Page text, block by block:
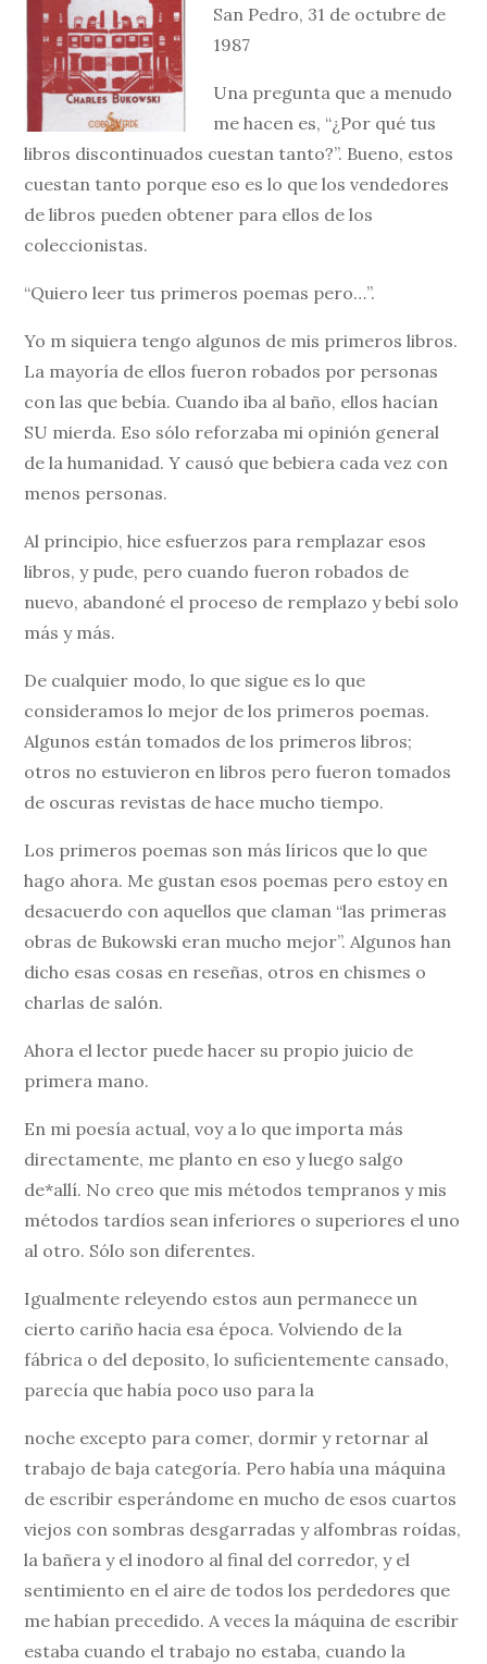
San Pedro, 31 de octubre de
1987
Una pregunta que a menudo
me hacen es, “¿Por qué tus
libros discontinuados cuestan tanto?”. Bueno, estos
cuestan tanto porque eso es lo que los vendedores
de libros pueden obtener para ellos de los
coleccionistas.
“Quiero leer tus primeros poemas pero…”.
Yo m siquiera tengo algunos de mis primeros libros.
La mayoría de ellos fueron robados por personas
con las que bebía. Cuando iba al baño, ellos hacían
SU mierda. Eso sólo reforzaba mi opinión general
de la humanidad. Y causó que bebiera cada vez con
menos personas.
Al principio, hice esfuerzos para remplazar esos
libros, y pude, pero cuando fueron robados de
nuevo, abandoné el proceso de remplazo y bebí solo
más y más.
De cualquier modo, lo que sigue es lo que
consideramos lo mejor de los primeros poemas.
Algunos están tomados de los primeros libros;
otros no estuvieron en libros pero fueron tomados
de oscuras revistas de hace mucho tiempo.
Los primeros poemas son más líricos que lo que
hago ahora. Me gustan esos poemas pero estoy en
desacuerdo con aquellos que claman “las primeras
obras de Bukowski eran mucho mejor”. Algunos han
dicho esas cosas en reseñas, otros en chismes o
charlas de salón.
Ahora el lector puede hacer su propio juicio de
primera mano.
En mi poesía actual, voy a lo que importa más
directamente, me planto en eso y luego salgo
de*allí. No creo que mis métodos tempranos y mis
métodos tardíos sean inferiores o superiores el uno
al otro. Sólo son diferentes.
Igualmente releyendo estos aun permanece un
cierto cariño hacia esa época. Volviendo de la
fábrica o del deposito, lo suficientemente cansado,
parecía que había poco uso para la
noche excepto para comer, dormir y retornar al
trabajo de baja categoría. Pero había una máquina
de escribir esperándome en mucho de esos cuartos
viejos con sombras desgarradas y alfombras roídas,
la bañera y el inodoro al final del corredor, y el
sentimiento en el aire de todos los perdedores que
me habían precedido. A veces la máquina de escribir
estaba cuando el trabajo no estaba, cuando la